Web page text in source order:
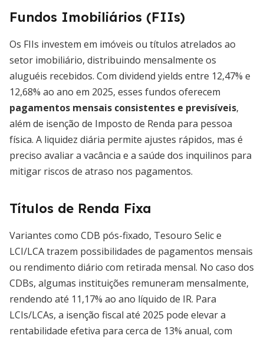
Fundos Imobiliários (FIIs)
Os FIIs investem em imóveis ou títulos atrelados ao
setor imobiliário, distribuindo mensalmente os
aluguéis recebidos. Com dividend yields entre 12,47% e
12,68% ao ano em 2025, esses fundos oferecem
pagamentos mensais consistentes e previsíveis,
além de isenção de Imposto de Renda para pessoa
física. A liquidez diária permite ajustes rápidos, mas é
preciso avaliar a vacância e a saúde dos inquilinos para
mitigar riscos de atraso nos pagamentos.
Títulos de Renda Fixa
Variantes como CDB pós-fixado, Tesouro Selic e
LCI/LCA trazem possibilidades de pagamentos mensais
ou rendimento diário com retirada mensal. No caso dos
CDBs, algumas instituições remuneram mensalmente,
rendendo até 11,17% ao ano líquido de IR. Para
LCIs/LCAs, a isenção fiscal até 2025 pode elevar a
rentabilidade efetiva para cerca de 13% anual, com